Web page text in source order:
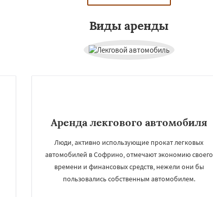
Виды аренды
Аренда лекгового автомобиля
Люди, активно использующие прокат легковых
автомобилей в Софрино, отмечают экономию своего
времени и финансовых средств, нежели они бы
пользовались собственным автомобилем.